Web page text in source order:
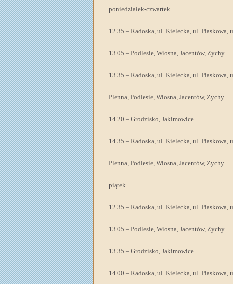
poniedziałek-czwartek
12.35 – Radoska, ul. Kielecka, ul. Piaskowa,
13.05 – Podlesie, Wiosna, Jacentów, Zychy
13.35 – Radoska, ul. Kielecka, ul. Piaskowa,
Plenna, Podlesie, Wiosna, Jacentów, Zychy
14.20 – Grodzisko, Jakimowice
14.35 – Radoska, ul. Kielecka, ul. Piaskowa,
Plenna, Podlesie, Wiosna, Jacentów, Zychy
piątek
12.35 – Radoska, ul. Kielecka, ul. Piaskowa,
13.05 – Podlesie, Wiosna, Jacentów, Zychy
13.35 – Grodzisko, Jakimowice
14.00 – Radoska, ul. Kielecka, ul. Piaskowa,